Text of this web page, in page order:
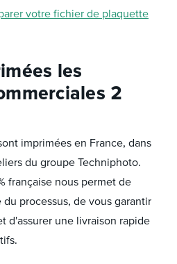
votre fichier de plaquette
les
2
imprimées en France, dans
du groupe Techniphoto.
française nous permet de
processus, de vous garantir
d'assurer une livraison rapide